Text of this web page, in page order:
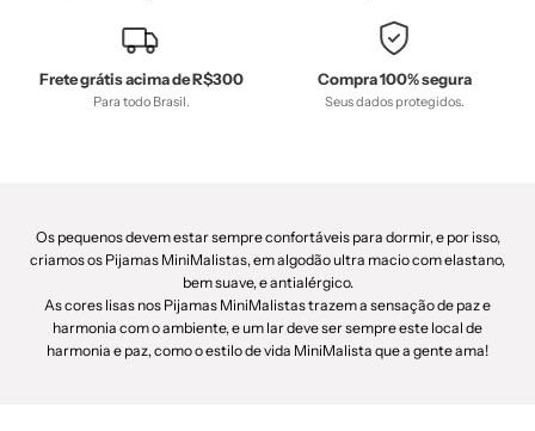
Frete grátis acima de R$300
Para todo Brasil.
Compra 100% segura
Seus dados protegidos.
Os pequenos devem estar sempre confortáveis para dormir, e por isso,
criamos os Pijamas MiniMalistas, em algodão ultra macio com elastano,
bem suave, e antialérgico.
As cores lisas nos Pijamas MiniMalistas trazem a sensação de paz e
harmonia com o ambiente, e um lar deve ser sempre este local de
harmonia e paz, como o estilo de vida MiniMalista que a gente ama!